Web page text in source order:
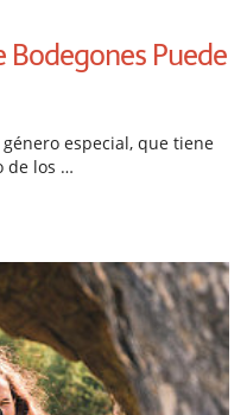
Bodegones Puede
especial, que tiene
de los …